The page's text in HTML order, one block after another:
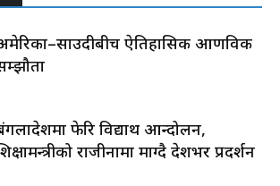
ऐतिहासिक आणविक
फेरि विद्यार्थी आन्दोलन,
राजीनामा माग्दै देशभर प्रदर्शन